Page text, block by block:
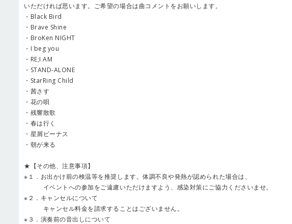
いただければ思います。ご希望の場合は曲コメントをお願いします。
・Black Bird
・Brave Shine
・BroKen NIGHT
・I beg you
・RE;I AM
・STAND-ALONE
・StarRing Child
・茜さす
・花の唄
・残響散歌
・春は行く
・星屑ビーナス
・朝が来る
★【その他、注意事項】
※１．お出かけ前の検温等を推奨します。体調不良や発熱が認められた場合は、
イベントへの参加をご遠慮いただけますよう、感染対策にご協力くださいませ。
※２．キャンセルについて
キャンセル料金を請求することはございません。
※３．演奏前の音出しについて